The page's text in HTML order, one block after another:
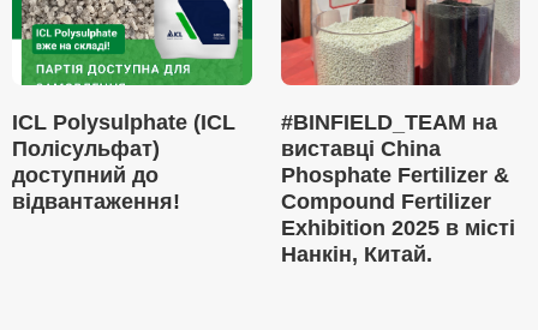
ICL Polysulphate (ICL
Полісульфат)
доступний до
відвантаження!
#BINFIELD_TEAM на
виставці China
Phosphate Fertilizer &
Compound Fertilizer
Exhibition 2025 в місті
Нанкін, Китай.